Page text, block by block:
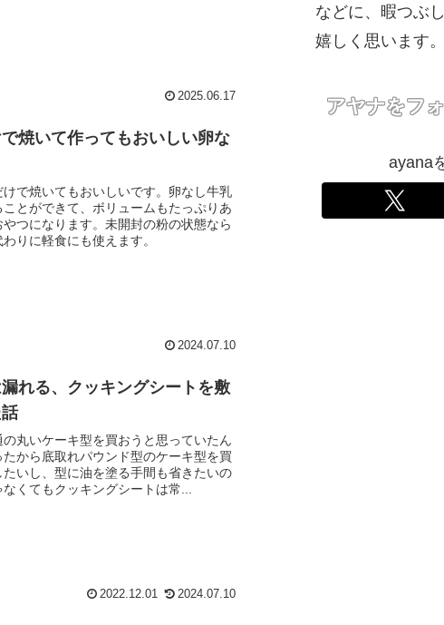
2025.06.17
焼いて作ってもおいしい卵な
で焼いてもおいしいです。卵なし牛乳
とができて、ボリュームもたっぷりあ
つになります。未開封の粉の状態なら
りに軽食にも使えます。
2024.07.10
れる、クッキングシートを敷
丸いケーキ型を買おうと思っていたん
から底取れパウンド型のケーキ型を買
いし、型に油を塗る手間も省きたいの
くてもクッキングシートは常...
2022.12.01 2024.07.10
などに、暇つぶ
嬉しく思います。
アヤナをフ
ayana